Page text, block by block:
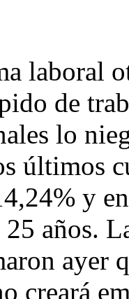
laboral
de
lo
últimos
y
25 años.
ayer
creará